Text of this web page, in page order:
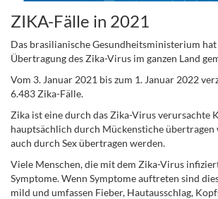
ZIKA-Fälle in 2021
Das brasilianische Gesundheitsministerium
Übertragung des Zika-Virus im ganzen Land
Vom 3. Januar 2021 bis zum 1. Januar 2022
6.483 Zika-Fälle.
Zika ist eine durch das Zika-Virus verursachte
hauptsächlich durch Mückenstiche übertragen
auch durch Sex übertragen werden.
Viele Menschen, die mit dem Zika-Virus
Symptome. Wenn Symptome auftreten sind
mild und umfassen Fieber, Hautausschlag,